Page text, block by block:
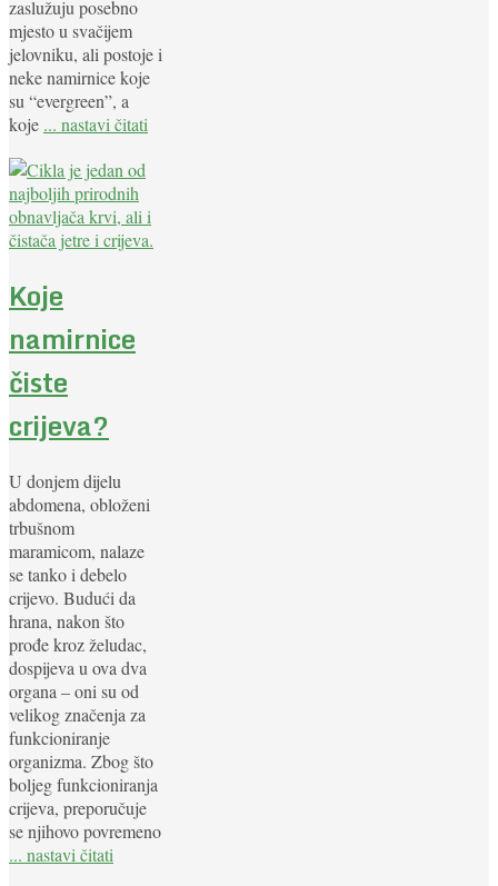
zaslužuju posebno
mjesto u svačijem
jelovniku, ali postoje i
neke namirnice koje
su “evergreen”, a
koje ... nastavi čitati
Koje
namirnice
čiste
crijeva?
U donjem dijelu
abdomena, obloženi
trbušnom
maramicom, nalaze
se tanko i debelo
crijevo. Budući da
hrana, nakon što
prođe kroz želudac,
dospijeva u ova dva
organa – oni su od
velikog značenja za
funkcioniranje
organizma. Zbog što
boljeg funkcioniranja
crijeva, preporučuje
se njihovo povremeno
... nastavi čitati